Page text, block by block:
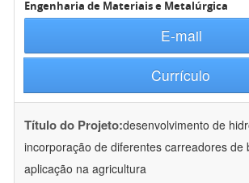
Engenharia de Materiais e Metalúrgica
E-mail
Currículo
Título do Projeto:desenvolvimento de
incorporação de diferentes carreadores de
aplicação na agricultura